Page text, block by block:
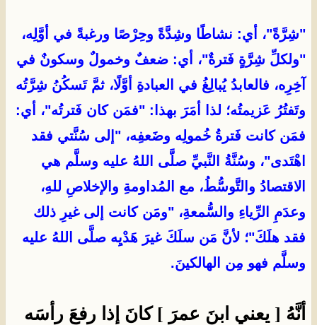
"شِرَّةً"، أي: نشاطًا وشِدَّةً وحِرْصًا ورغبةً في أوَّلِه،
"ولكلِّ شِرَّةٍ فَترةٌ"، أي: ضعفٌ وخمولٌ وسكونٌ في
آخِرِه، فالعابدُ يُبالِغُ في العبادةِ أوَّلًا، ثمَّ تَسكُنُ شِرَّتُه
وتَفتُرُ عَزيمتُه؛ لذا أمَرَ بهذا: "فمَن كان فَترتُه"، أي:
فمَن كانت فَترةُ خُمولِه وضَعفِه، "إلى سُنَّتي فقد
اهْتَدى"، وسُنَّةُ النَّبيِّ صلَّى اللهُ عليه وسلَّم هي
الاقتصادُ والتَّوسُّطُ، مع المُداومةِ والإخلاصِ للهِ،
وعدَمِ الرِّياءِ والسُّمعةِ، "ومَن كانت إلى غيرِ ذلك
فقد هلَكَ"؛ لأنَّ مَن سلَكَ غيرَ هَدْيِه صلَّى اللهُ عليه
وسلَّم فهو مِن الهالكينَ.
أنَّهُ [ يعني ابنَ عمرَ ] كانَ إذا رفعَ رأسَه